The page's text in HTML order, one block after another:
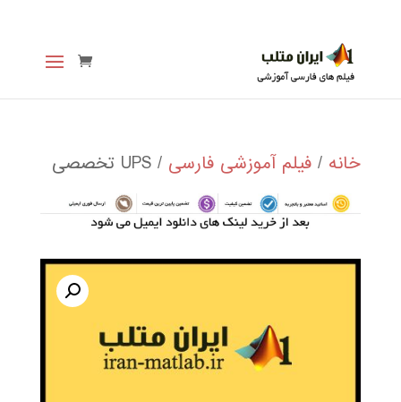
خانه / فیلم آموزشی فارسی / UPS تخصصی